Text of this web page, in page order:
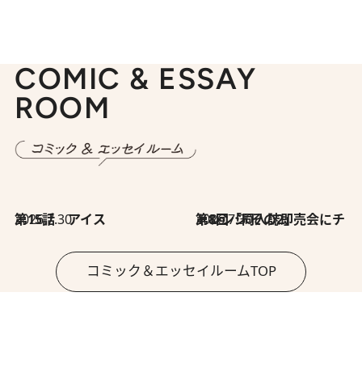
COMIC & ESSAY
ROOM
2026.7.30
第15話 アイス 2026.7.30
第8回「同人誌即売会にチャレンジ その2」
コミック＆エッセイルームTOP